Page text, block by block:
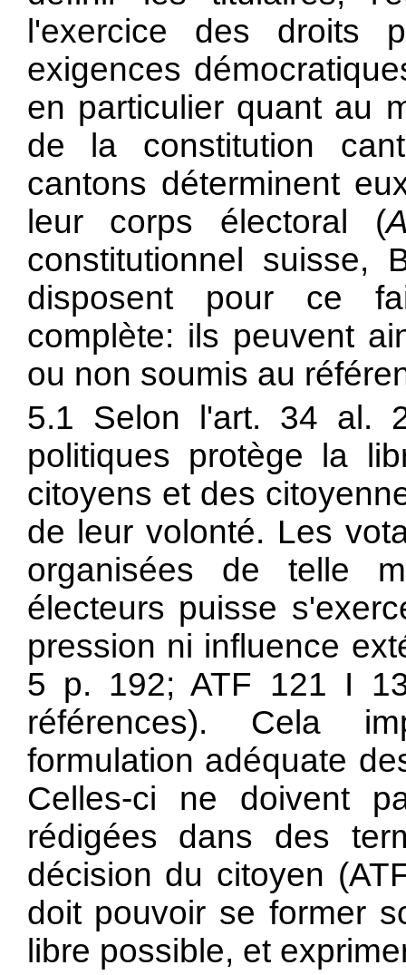
l'exercice des droits
exigences
en particulier quant au
de la constitution
cantons déterminent
leur corps électoral (
constitutionnel suisse,
disposent pour ce
complète: ils peuvent
ou non soumis au
5.1 Selon l'art. 34 al.
politiques protège la
citoyens et des
de leur volonté. Les
organisées de telle
électeurs puisse
pression ni influence
5 p. 192; ATF 121 I
références). Cela
formulation adéquate
Celles-ci ne doivent
rédigées dans des
décision du citoyen
doit pouvoir se former
libre possible, et